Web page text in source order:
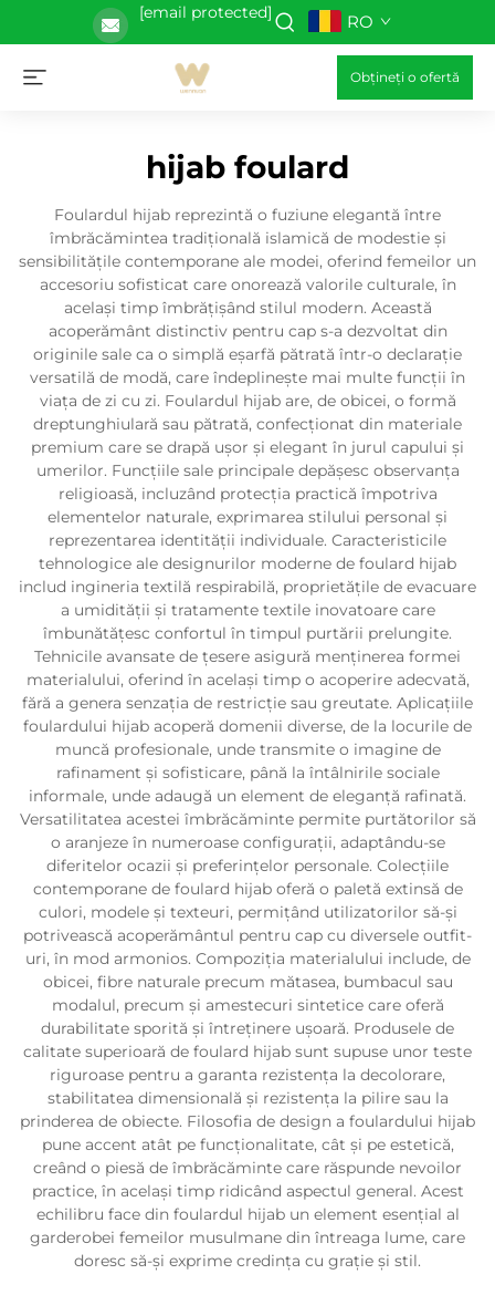
[email protected] RO
Obțineți o ofertă
hijab foulard
Foulardul hijab reprezintă o fuziune elegantă între
îmbrăcămintea tradițională islamică de modestie și
sensibilitățile contemporane ale modei, oferind femeilor un
accesoriu sofisticat care onorează valorile culturale, în
același timp îmbrățișând stilul modern. Această
acoperământ distinctiv pentru cap s-a dezvoltat din
originile sale ca o simplă eșarfă pătrată într-o declarație
versatilă de modă, care îndeplinește mai multe funcții în
viața de zi cu zi. Foulardul hijab are, de obicei, o formă
dreptunghiulară sau pătrată, confecționat din materiale
premium care se drapă ușor și elegant în jurul capului și
umerilor. Funcțiile sale principale depășesc observanța
religioasă, incluzând protecția practică împotriva
elementelor naturale, exprimarea stilului personal și
reprezentarea identității individuale. Caracteristicile
tehnologice ale designurilor moderne de foulard hijab
includ ingineria textilă respirabilă, proprietățile de evacuare
a umidității și tratamente textile inovatoare care
îmbunătățesc confortul în timpul purtării prelungite.
Tehnicile avansate de țesere asigură menținerea formei
materialului, oferind în același timp o acoperire adecvată,
fără a genera senzația de restricție sau greutate. Aplicațiile
foulardului hijab acoperă domenii diverse, de la locurile de
muncă profesionale, unde transmite o imagine de
rafinament și sofisticare, până la întâlnirile sociale
informale, unde adaugă un element de eleganță rafinată.
Versatilitatea acestei îmbrăcăminte permite purtătorilor să
o aranjeze în numeroase configurații, adaptându-se
diferitelor ocazii și preferințelor personale. Colecțiile
contemporane de foulard hijab oferă o paletă extinsă de
culori, modele și texteuri, permițând utilizatorilor să-și
potrivească acoperământul pentru cap cu diversele outfit-
uri, în mod armonios. Compoziția materialului include, de
obicei, fibre naturale precum mătasea, bumbacul sau
modalul, precum și amestecuri sintetice care oferă
durabilitate sporită și întreținere ușoară. Produsele de
calitate superioară de foulard hijab sunt supuse unor teste
riguroase pentru a garanta rezistența la decolorare,
stabilitatea dimensională și rezistența la pilire sau la
prinderea de obiecte. Filosofia de design a foulardului hijab
pune accent atât pe funcționalitate, cât și pe estetică,
creând o piesă de îmbrăcăminte care răspunde nevoilor
practice, în același timp ridicând aspectul general. Acest
echilibru face din foulardul hijab un element esențial al
garderobei femeilor musulmane din întreaga lume, care
doresc să-și exprime credința cu grație și stil.